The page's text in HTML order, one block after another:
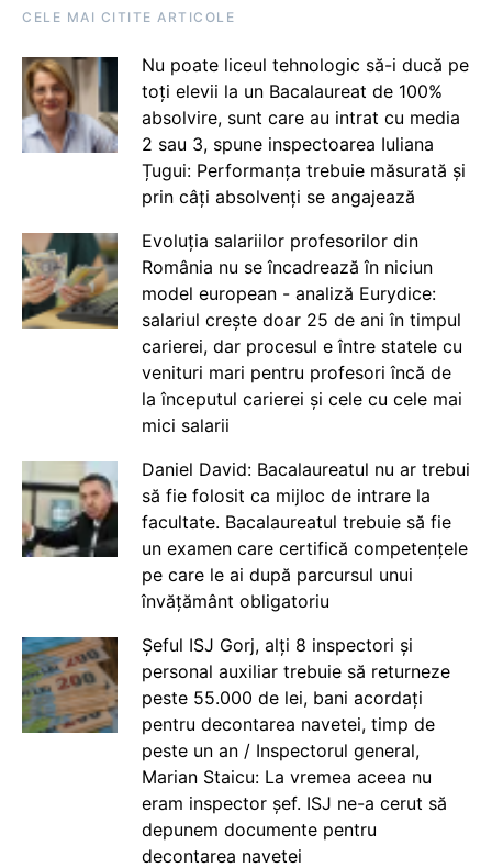
CELE MAI CITITE ARTICOLE
Nu poate liceul tehnologic să-i ducă pe
toți elevii la un Bacalaureat de 100%
absolvire, sunt care au intrat cu media
2 sau 3, spune inspectoarea Iuliana
Țugui: Performanța trebuie măsurată și
prin câți absolvenți se angajează
Evoluția salariilor profesorilor din
România nu se încadrează în niciun
model european - analiză Eurydice:
salariul crește doar 25 de ani în timpul
carierei, dar procesul e între statele cu
venituri mari pentru profesori încă de
la începutul carierei și cele cu cele mai
mici salarii
Daniel David: Bacalaureatul nu ar trebui
să fie folosit ca mijloc de intrare la
facultate. Bacalaureatul trebuie să fie
un examen care certifică competențele
pe care le ai după parcursul unui
învățământ obligatoriu
Șeful ISJ Gorj, alți 8 inspectori și
personal auxiliar trebuie să returneze
peste 55.000 de lei, bani acordați
pentru decontarea navetei, timp de
peste un an / Inspectorul general,
Marian Staicu: La vremea aceea nu
eram inspector șef. ISJ ne-a cerut să
depunem documente pentru
decontarea navetei